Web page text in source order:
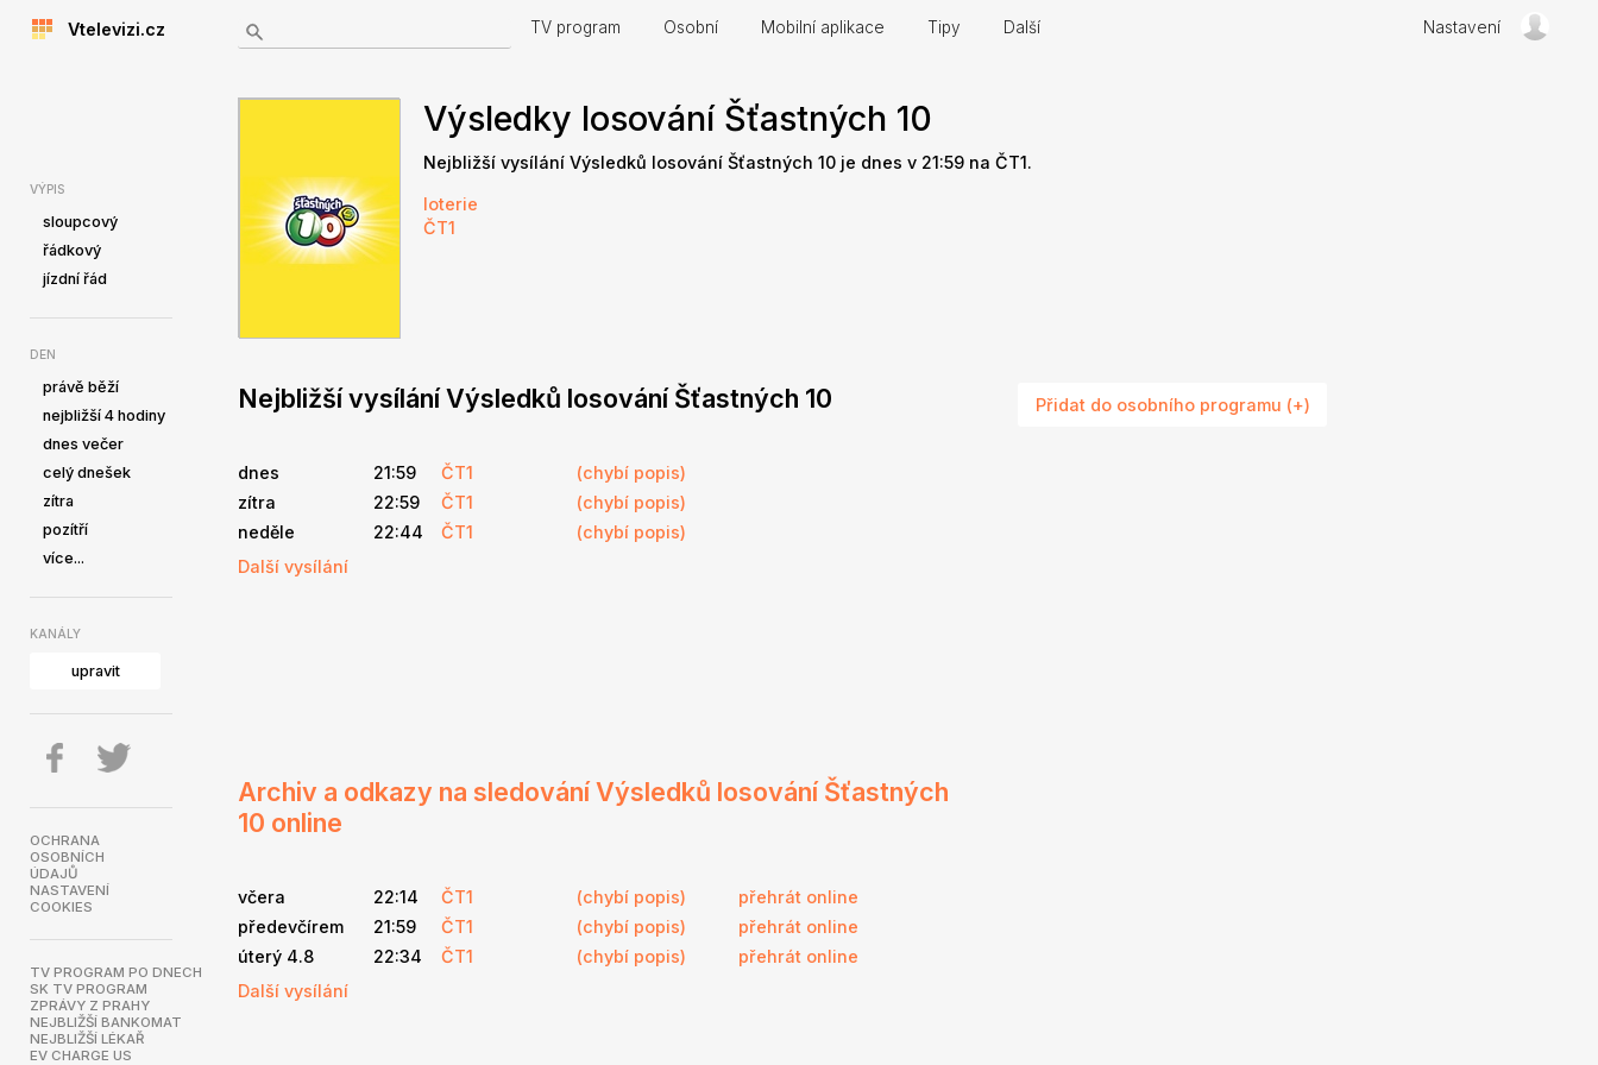
Vtelevizi.cz TV program Osobní Mobilní aplikace Tipy Další Nastavení
VÝPIS
sloupcový
řádkový
jízdní řád
DEN
právě běží
nejbližší 4 hodiny
dnes večer
celý dnešek
zítra
pozítří
více...
KANÁLY
upravit
OCHRANA
OSOBNÍCH
ÚDAJŮ
NASTAVENÍ
COOKIES
TV PROGRAM PO DNECH
SK TV PROGRAM
ZPRÁVY Z PRAHY
NEJBLIŽŠÍ BANKOMAT
NEJBLIŽŠÍ LÉKAŘ
EV CHARGE US
Výsledky losování Šťastných 10
Nejbližší vysílání Výsledků losování Šťastných 10 je dnes v 21:59 na ČT1.
loterie
ČT1
Nejbližší vysílání Výsledků losování Šťastných 10
dnes 21:59 ČT1
(chybí popis)
zítra
22:59 ČT1
(chybí popis)
neděle
22:44 ČT1
(chybí popis)
Další vysílání
Archiv a odkazy na sledování Výsledků losování Šťastných
10 online
včera 22:14 ČT1 (chybí popis)
přehrát online
předevčírem
21:59 ČT1 (chybí popis)
přehrát online
úterý 4.8
22:34 ČT1 (chybí popis)
přehrát online
Další vysílání
Přidat do osobního programu (+)